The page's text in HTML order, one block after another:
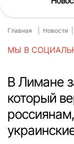
Главная
О нас
Спорт
Досье
Блог
Главная Новости
МЫ В
В Лимане
который